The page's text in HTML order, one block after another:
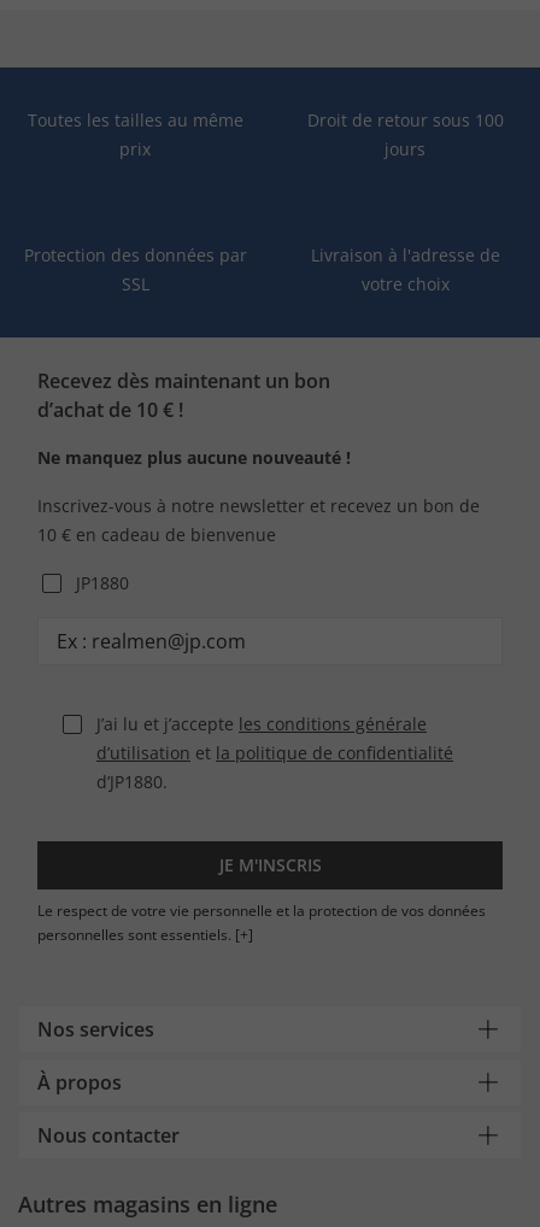
Toutes les tailles au même
prix
Droit de retour sous 100
jours
Protection des données par
SSL
Livraison à l'adresse de
votre choix
Recevez dès maintenant un bon
d’achat de 10 € !
Ne manquez plus aucune nouveauté !
Inscrivez-vous à notre newsletter et recevez un bon de
10 € en cadeau de bienvenue
JP1880
J’ai lu et j’accepte les conditions générale
d’utilisation et la politique de confidentialité
d’JP1880.
JE M'INSCRIS
Le respect de votre vie personnelle et la protection de vos données
personnelles sont essentiels. [+]
Nos services
À propos
Nous contacter
Autres magasins en ligne